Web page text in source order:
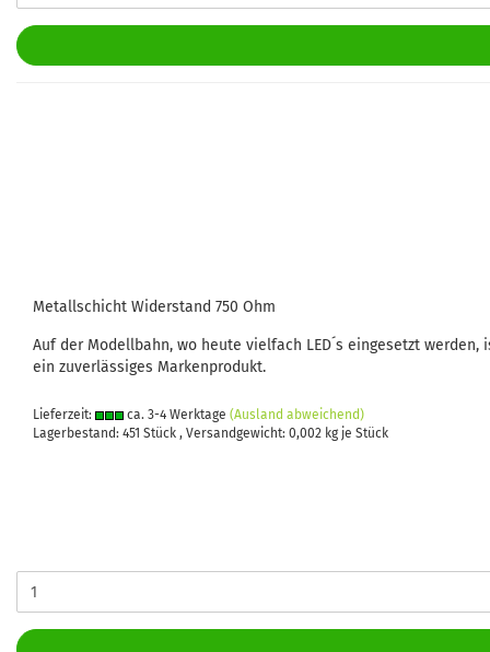
Metallschicht Widerstand 750 Ohm
Auf der Modellbahn, wo heute vielfach LED´s eingesetzt
ein zuverlässiges Markenprodukt.
Lieferzeit: ca. 3-4 Werktage (Ausland abweichend)
Lagerbestand: 451 Stück , Versandgewicht: 0,002 kg je Stück